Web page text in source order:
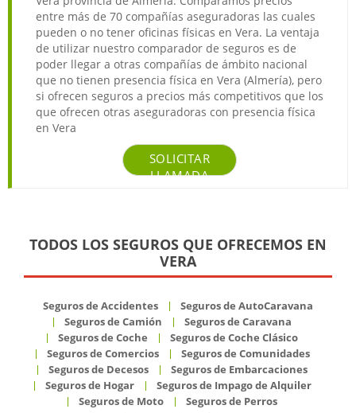
entre más de 70 compañías aseguradoras las cuales
pueden o no tener oficinas físicas en Vera. La ventaja
de utilizar nuestro comparador de seguros es de
poder llegar a otras compañías de ámbito nacional
que no tienen presencia física en Vera (Almería), pero
si ofrecen seguros a precios más competitivos que los
que ofrecen otras aseguradoras con presencia física
en Vera
SOLICITAR
LLAMADA
TODOS LOS SEGUROS QUE OFRECEMOS EN
VERA
Seguros de Accidentes
Seguros de AutoCaravana
Seguros de Camión
Seguros de Caravana
Seguros de Coche
Seguros de Coche Clásico
Seguros de Comercios
Seguros de Comunidades
Seguros de Decesos
Seguros de Embarcaciones
Seguros de Hogar
Seguros de Impago de Alquiler
Seguros de Moto
Seguros de Perros